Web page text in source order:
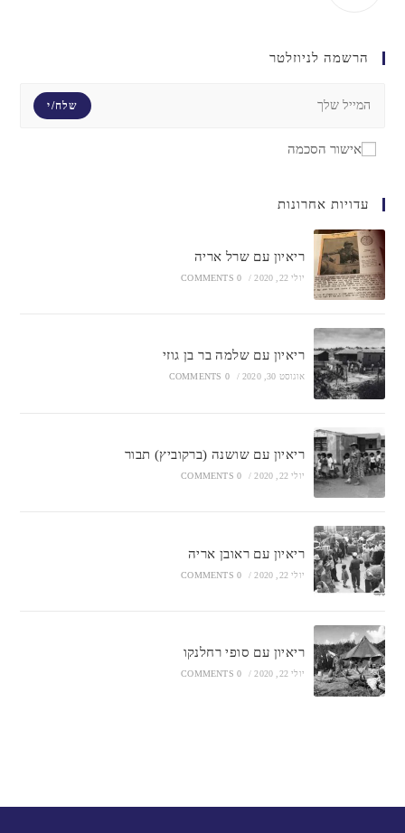
הרשמה לניוזלטר
שלח/י
אישור הסכמה
עדויות אחרונות
ריאיון עם שרל אריה
יולי 22, 2020 /
0 COMMENTS
ריאיון עם שלמה בר בן גוזי
אוגוסט 30, 2020 /
0 COMMENTS
ריאיון עם שושנה (ברקוביץ) תבור
יולי 22, 2020 /
0 COMMENTS
ריאיון עם ראובן אריה
יולי 22, 2020 /
0 COMMENTS
ריאיון עם סופי רחלנקו
יולי 22, 2020 /
0 COMMENTS